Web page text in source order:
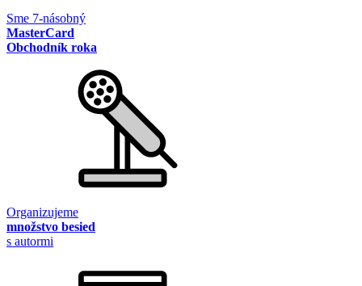
Sme 7-násobný
MasterCard
Obchodník roka
Organizujeme
množstvo besied
s autormi